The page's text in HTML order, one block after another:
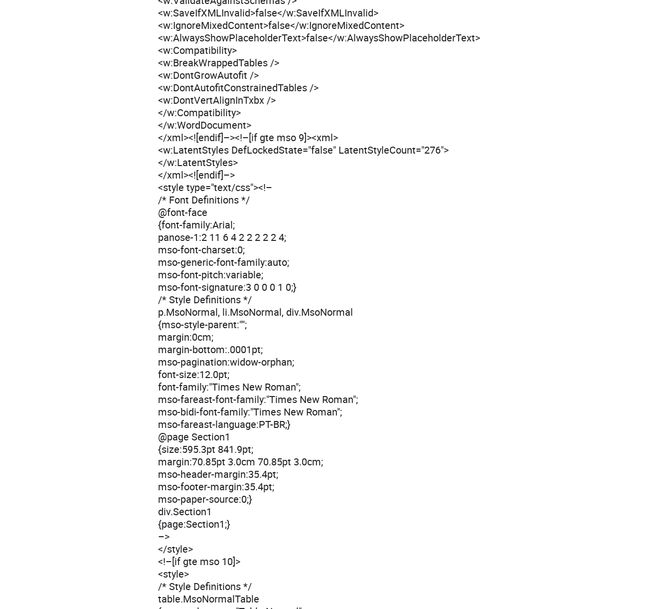
<w:SaveIfXMLInvalid>false</w:SaveIfXMLInvalid>
<w:IgnoreMixedContent>false</w:IgnoreMixedContent>
<w:AlwaysShowPlaceholderText>false</w:AlwaysShowPlaceholderText>
<w:Compatibility>
<w:BreakWrappedTables />
<w:DontGrowAutofit />
<w:DontAutofitConstrainedTables />
<w:DontVertAlignInTxbx />
</w:Compatibility>
</w:WordDocument>
</xml><![endif]–><!–[if gte mso 9]><xml>
<w:LatentStyles DefLockedState="false" LatentStyleCount="276">
</w:LatentStyles>
</xml><![endif]–>
<style type="text/css"><!–
/* Font Definitions */
@font-face
{font-family:Arial;
panose-1:2 11 6 4 2 2 2 2 2 4;
mso-font-charset:0;
mso-generic-font-family:auto;
mso-font-pitch:variable;
mso-font-signature:3 0 0 0 1 0;}
/* Style Definitions */
p.MsoNormal, li.MsoNormal, div.MsoNormal
{mso-style-parent:"";
margin:0cm;
margin-bottom:.0001pt;
mso-pagination:widow-orphan;
font-size:12.0pt;
font-family:"Times New Roman";
mso-fareast-font-family:"Times New Roman";
mso-bidi-font-family:"Times New Roman";
mso-fareast-language:PT-BR;}
@page Section1
{size:595.3pt 841.9pt;
margin:70.85pt 3.0cm 70.85pt 3.0cm;
mso-header-margin:35.4pt;
mso-footer-margin:35.4pt;
mso-paper-source:0;}
div.Section1
{page:Section1;}
–>
</style>
<!–[if gte mso 10]>
<style>
/* Style Definitions */
table.MsoNormalTable